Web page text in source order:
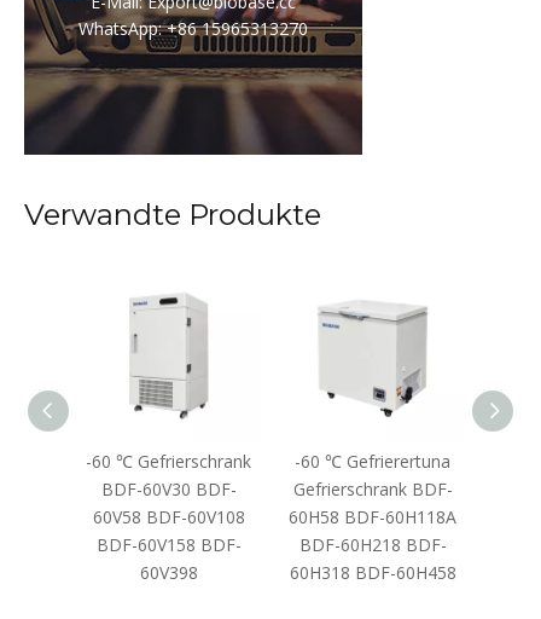
WhatsApp: +86 15965313270
Verwandte Produkte
-60 ℃ Gefrierschrank
BDF-60V30 BDF-
60V58 BDF-60V108
BDF-60V158 BDF-
60V398
-60 ℃ Gefrierertuna
Gefrierschrank BDF-
60H58 BDF-60H118A
BDF-60H218 BDF-
60H318 BDF-60H458